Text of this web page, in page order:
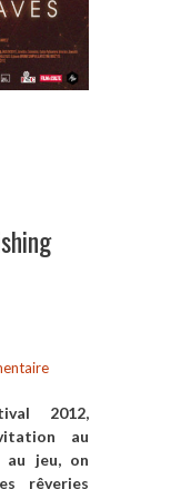
2012,
au
au jeu, on
rêveries